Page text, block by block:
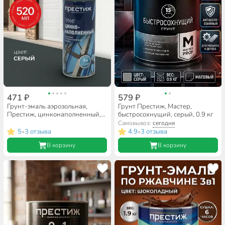
471 ₽
Грунт-эмаль аэрозольная,
Престиж, цинконаполненный,
5•3 отзыва
В корзину
579 ₽
Грунт Престиж, Мастер,
быстросохнущий, серый, 0.9 кг
Самовывоз: сегодня
4.9•3 отзыва
В корзину